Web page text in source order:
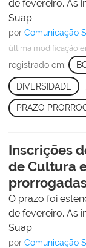
de fevereiro. As
Suap.
por Comunicação
última modificação
registrado em:
DIVERSIDADE
PRAZO
Inscrições
de Cultura
O prazo foi
de fevereiro. As
Suap.
por Comunicação